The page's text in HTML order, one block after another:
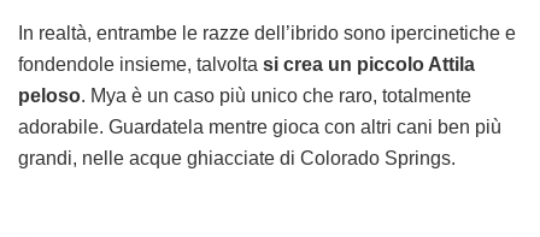
In realtà, entrambe le razze dell’ibrido sono ipercinetiche e
fondendole insieme, talvolta si crea un piccolo Attila
peloso. Mya è un caso più unico che raro, totalmente
adorabile. Guardatela mentre gioca con altri cani ben più
grandi, nelle acque ghiacciate di Colorado Springs.